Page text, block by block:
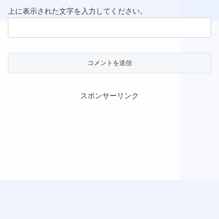
上に表示された文字を入力してください。
スポンサーリンク